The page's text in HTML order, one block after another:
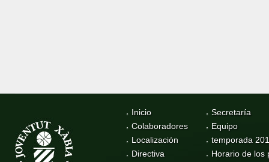
Inicio
Colaboradores
Localización
Directiva
Secretaría
Equipo
temporada
Horario de los